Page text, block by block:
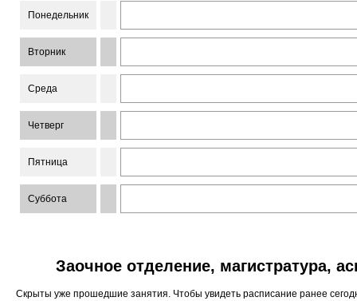
Понедельник
Вторник
Среда
Четверг
Пятница
Суббота
Заочное отделение, магистратура,
Скрыты уже прошедшие занятия. Чтобы увидеть расписание ранее